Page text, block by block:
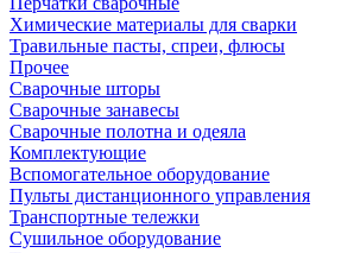
Химические материалы для сварки
Травильные пасты, спреи, флюсы
Прочее
Сварочные шторы
Сварочные занавесы
Сварочные полотна и одеяла
Комплектующие
Вспомогательное оборудование
Пульты дистанционного управления
Транспортные тележки
Сушильное оборудование